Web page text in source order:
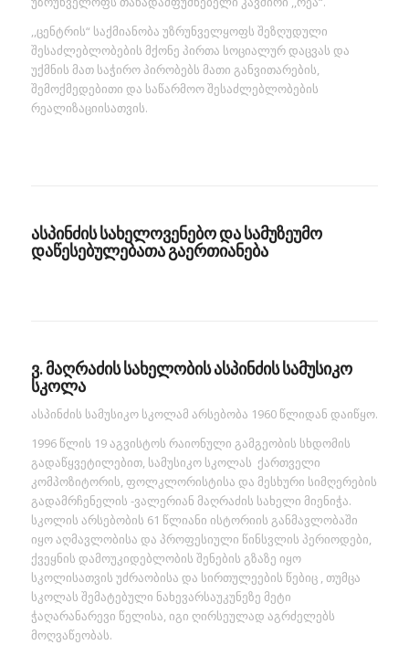
,,ცენტრის“ საქმიანობა უზრუნველყოფს შეზღუდული
შესაძლებლობების მქონე პირთა სოციალურ დაცვას და
უქმნის მათ საჭირო პირობებს მათი განვითარების,
შემოქმედებითი და საწარმოო შესაძლებლობების
რეალიზაციისათვის.
ასპინძის სახელოვენებო და სამუზეუმო
დაწესებულებათა გაერთიანება
ვ. მაღრაძის სახელობის ასპინძის სამუსიკო
სკოლა
ასპინძის სამუსიკო სკოლამ არსებობა 1960 წლიდან დაიწყო.
1996 წლის 19 აგვისტოს რაიონული გამგეობის სხდომის
გადაწყვეტილებით, სამუსიკო სკოლას ქართველი
კომპოზიტორის, ფოლკლორისტისა და მესხური სიმღერების
გადამრჩენელის -ვალერიან მაღრაძის სახელი მიენიჭა.
სკოლის არსებობის 61 წლიანი ისტორიის განმავლობაში
იყო აღმავლობისა და პროფესიული წინსვლის პერიოდები,
ქვეყნის დამოუკიდებლობის შენების გზაზე იყო
სკოლისათვის უძრაობისა და სირთულეების წებიც , თუმცა
სკოლას შემატებული ნახევარსაუკუნეზე მეტი
ჭაღარანარევი წელისა, იგი ღირსეულად აგრძელებს
მოღვაწეობას.